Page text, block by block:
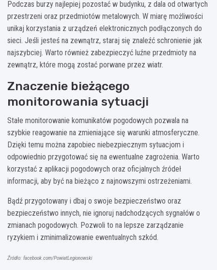
Podczas burzy najlepiej pozostać w budynku, z dala od otwartych
przestrzeni oraz przedmiotów metalowych. W miarę możliwości
unikaj korzystania z urządzeń elektronicznych podłączonych do
sieci. Jeśli jesteś na zewnątrz, staraj się znaleźć schronienie jak
najszybciej. Warto również zabezpieczyć luźne przedmioty na
zewnątrz, które mogą zostać porwane przez wiatr.
Znaczenie bieżącego
monitorowania sytuacji
Stałe monitorowanie komunikatów pogodowych pozwala na
szybkie reagowanie na zmieniające się warunki atmosferyczne.
Dzięki temu można zapobiec niebezpiecznym sytuacjom i
odpowiednio przygotować się na ewentualne zagrożenia. Warto
korzystać z aplikacji pogodowych oraz oficjalnych źródeł
informacji, aby być na bieżąco z najnowszymi ostrzeżeniami.
Bądź przygotowany i dbaj o swoje bezpieczeństwo oraz
bezpieczeństwo innych, nie ignoruj nadchodzących sygnałów o
zmianach pogodowych. Pozwoli to na lepsze zarządzanie
ryzykiem i zminimalizowanie ewentualnych szkód.
Źródło: facebook.com/PowiatLegionowski